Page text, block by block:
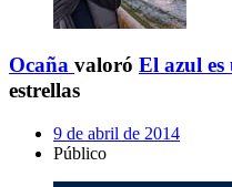
Ocaña valoró El azul
estrellas
9 de abril de 2014
Público